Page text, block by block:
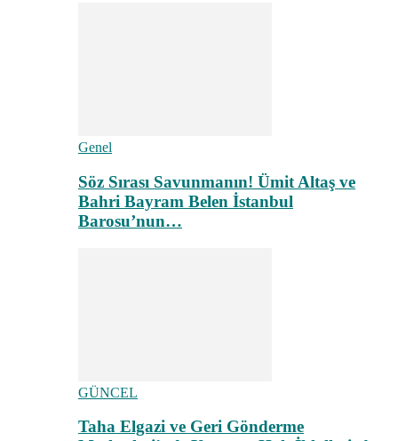
Genel
Söz Sırası Savunmanın! Ümit Altaş ve
Bahri Bayram Belen İstanbul
Barosu’nun…
GÜNCEL
Taha Elgazi ve Geri Gönderme